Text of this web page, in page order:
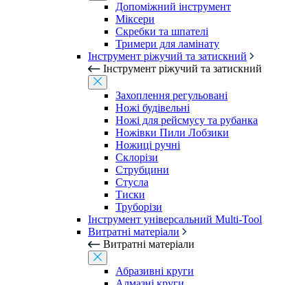
Допоміжний інструмент
Міксери
Скребки та шпателі
Тримери для ламінату
Інструмент ріжучий та затискний
Інструмент ріжучий та затискний
Захоплення регульовані
Ножі будівельні
Ножі для рейсмусу та рубанка
Ножівки Пили Лобзики
Ножиці ручні
Склорізи
Струбцини
Стусла
Тиски
Труборізи
Інструмент універсальний Multi-Tool
Витратні матеріали
Витратні матеріали
Абразивні круги